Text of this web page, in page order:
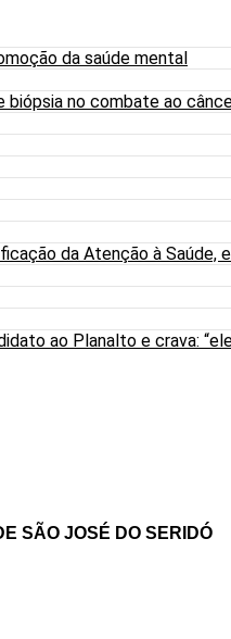
da saúde mental
biópsia no combate ao
da Atenção à Saúde,
ao Planalto e crava:
SÃO JOSÉ DO SERIDÓ